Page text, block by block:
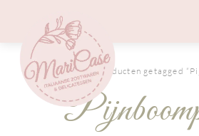
content
HOME/ Producten getagged